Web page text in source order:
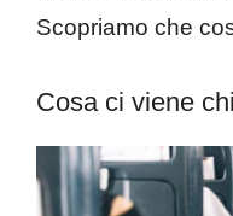
Scopriamo che
Cosa ci viene